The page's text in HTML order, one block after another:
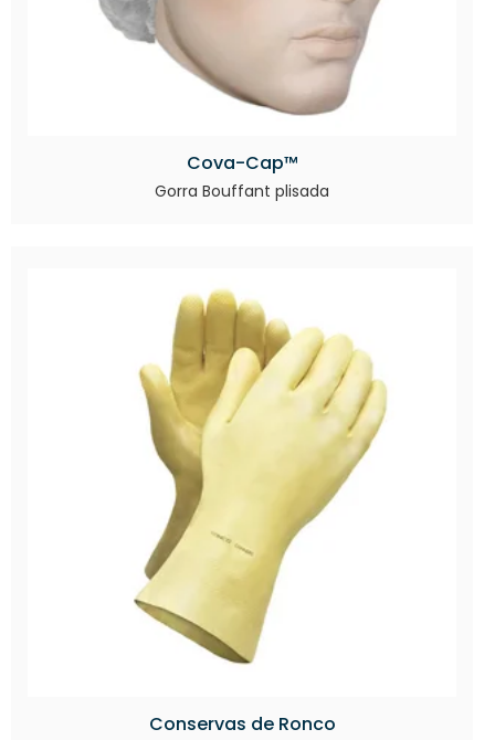
Cova-Cap™
Gorra Bouffant plisada
Conservas de Ronco